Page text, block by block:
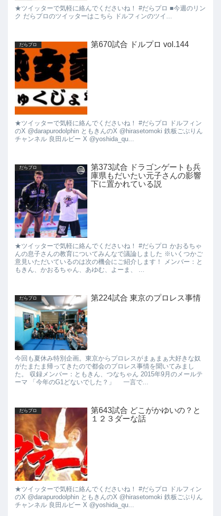
★ツイッターで気軽に絡んでくださいね！ #だらプロ ■今週のリン
ク だらプロのツイッターはこちら ドルフィンのツイ...
だらプロ 第670試合 ドルプロ vol.144
★ツイッターで気軽に絡んでくださいね！ #だらプロ ドルフィン
のX @darapurodolphin ともきんのX @hirasetomoki 鉄板ごぶりん
チャンネル 良田ルビー X @yoshida_qu...
だらプロ
第373試合 ドラゴンゲートも兵
庫県もだいたい元子さんの影響
下に置かれている説
★ツイッターで気軽に絡んでくださいね！ #だらプロ かおるちゃ
んの息子さんの教育についてみんなで議論しました ※いくつかご
意見いただいているのは次の機会にご紹介します！ メンバー：と
もきん、かおるちゃん、あゆむ、よーま、 ...
だらプロ 第224試合 東京のプロレス事情
今回も夏休み特別企画。東京からプロレスがまぁまぁ大好きな奴
がたまたま帰ってきたので都会のプロレス事情を聞いてみまし
た。 収録メンバー：ともきん、つなちゃん 2015年9月のメールテ
ーマ 「今年のG1どないでした？」 一言で...
だらプロ
第643試合 どこがかゆいの？と
１２３ダーな話
★ツイッターで気軽に絡んでくださいね！ #だらプロ ドルフィン
のX @darapurodolphin ともきんのX @hirasetomoki 鉄板ごぶりん
チャンネル 良田ルビー X @yoshida_qu...